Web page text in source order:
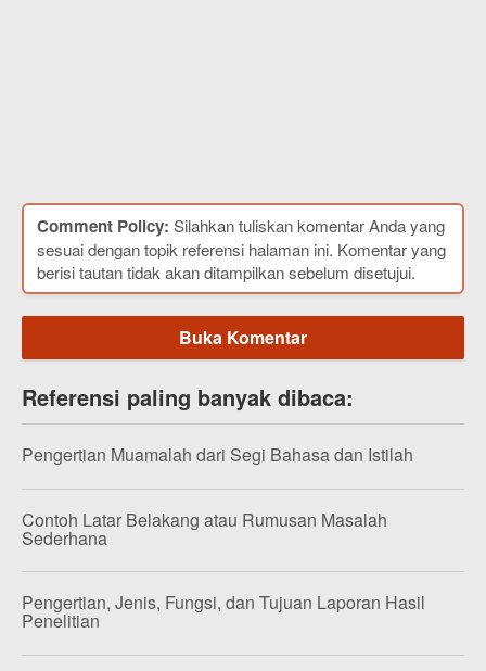
Comment Policy: Silahkan tuliskan komentar Anda yang
sesuai dengan topik referensi halaman ini. Komentar yang
berisi tautan tidak akan ditampilkan sebelum disetujui.
Buka Komentar
Referensi paling banyak dibaca:
Pengertian Muamalah dari Segi Bahasa dan Istilah
Contoh Latar Belakang atau Rumusan Masalah
Sederhana
Pengertian, Jenis, Fungsi, dan Tujuan Laporan Hasil
Penelitian